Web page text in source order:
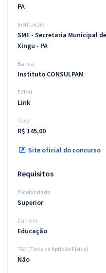
PA
Instituição
SME - Secretaria Municipal
Xingu - PA
Banca
Instituto CONSULPAM
Edital
Link
Taxa
R$ 145,00
Site oficial do concurso
Requisitos
Escolaridade
Superior
Carreira
Educação
TAF (Teste de Aptidão Física)
Não